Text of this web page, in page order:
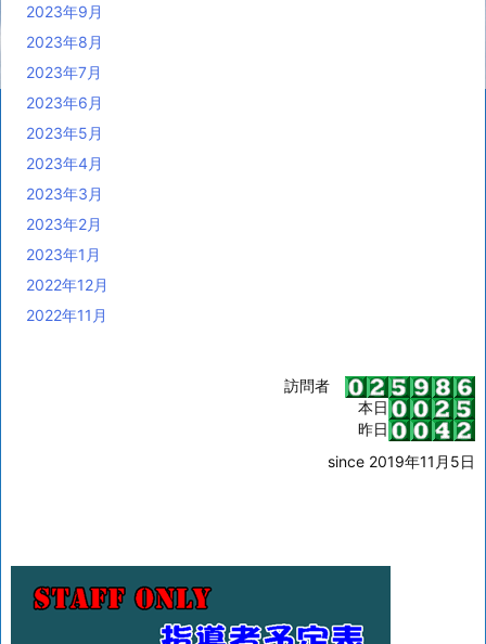
2023年9月
2023年8月
2023年7月
2023年6月
2023年5月
2023年4月
2023年3月
2023年2月
2023年1月
2022年12月
2022年11月
訪問者
本日
昨日
since 2019年11月5日